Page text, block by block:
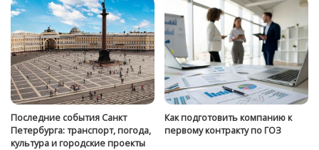
Последние события Санкт
Петербурга: транспорт, погода,
культура и городские проекты
Как подготовить компанию к
первому контракту по ГОЗ